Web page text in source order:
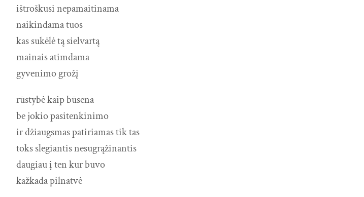
ištroškusi nepamaitinama
naikindama tuos
kas sukėlė tą sielvartą
mainais atimdama
gyvenimo grožį
rūstybė kaip būsena
be jokio pasitenkinimo
ir džiaugsmas patiriamas tik tas
toks slegiantis nesugrąžinantis
daugiau į ten kur buvo
kažkada pilnatvė